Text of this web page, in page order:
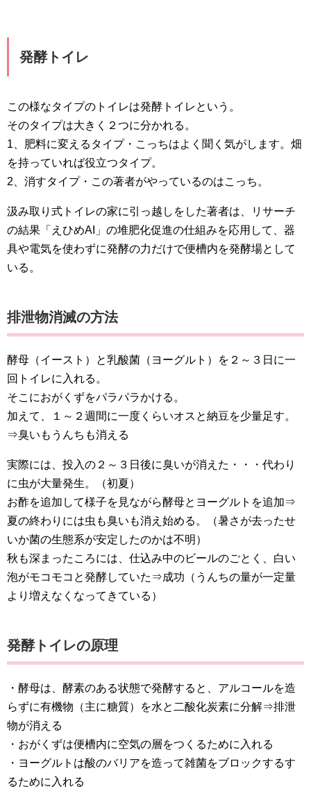
発酵トイレ
この様なタイプのトイレは発酵トイレという。
そのタイプは大きく２つに分かれる。
1、肥料に変えるタイプ・こっちはよく聞く気がします。畑
を持っていれば役立つタイプ。
2、消すタイプ・この著者がやっているのはこっち。
汲み取り式トイレの家に引っ越しをした著者は、リサーチ
の結果「えひめAI」の堆肥化促進の仕組みを応用して、器
具や電気を使わずに発酵の力だけで便槽内を発酵場として
いる。
排泄物消滅の方法
酵母（イースト）と乳酸菌（ヨーグルト）を２～３日に一
回トイレに入れる。
そこにおがくずをパラパラかける。
加えて、１～２週間に一度くらいオスと納豆を少量足す。
⇒臭いもうんちも消える
実際には、投入の２～３日後に臭いが消えた・・・代わり
に虫が大量発生。（初夏）
お酢を追加して様子を見ながら酵母とヨーグルトを追加⇒
夏の終わりには虫も臭いも消え始める。（暑さが去ったせ
いか菌の生態系が安定したのかは不明）
秋も深まったころには、仕込み中のビールのごとく、白い
泡がモコモコと発酵していた⇒成功（うんちの量が一定量
より増えなくなってきている）
発酵トイレの原理
・酵母は、酵素のある状態で発酵すると、アルコールを造
らずに有機物（主に糖質）を水と二酸化炭素に分解⇒排泄
物が消える
・おがくずは便槽内に空気の層をつくるために入れる
・ヨーグルトは酸のバリアを造って雑菌をブロックするす
るために入れる